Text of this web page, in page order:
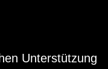
Unterstützung